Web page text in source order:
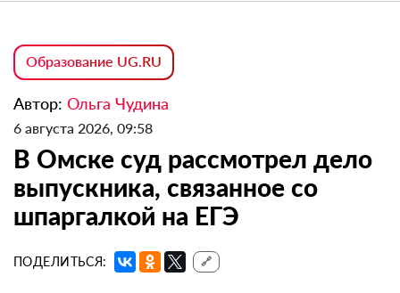
Образование UG.RU
Автор: Ольга Чудина
6 августа 2026, 09:58
В Омске суд рассмотрел дело
выпускника, связанное со
шпаргалкой на ЕГЭ
ПОДЕЛИТЬСЯ: 🔗